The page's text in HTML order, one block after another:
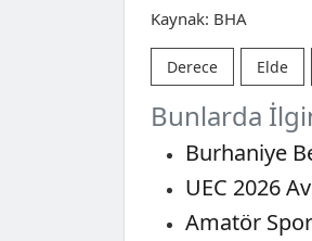
Kaynak: BHA
Derece Elde
Bunlarda
Burhaniye
UEC 2026
Amatör